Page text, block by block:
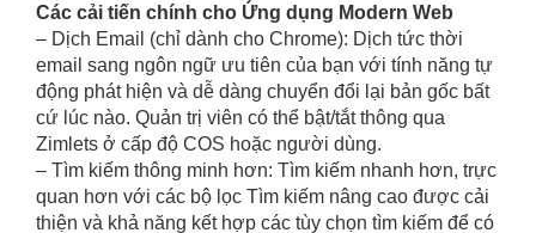
Các cải tiến chính cho Ứng dụng Modern Web
– Dịch Email (chỉ dành cho Chrome): Dịch tức thời
email sang ngôn ngữ ưu tiên của bạn với tính năng tự
động phát hiện và dễ dàng chuyển đổi lại bản gốc bất
cứ lúc nào. Quản trị viên có thể bật/tắt thông qua
Zimlets ở cấp độ COS hoặc người dùng.
– Tìm kiếm thông minh hơn: Tìm kiếm nhanh hơn, trực
quan hơn với các bộ lọc Tìm kiếm nâng cao được cải
thiện và khả năng kết hợp các tùy chọn tìm kiếm để có